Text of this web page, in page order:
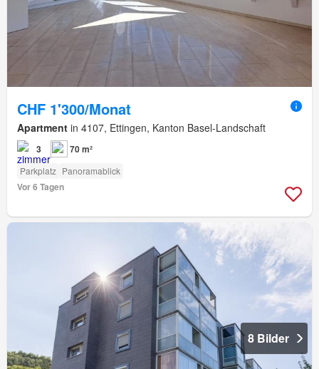
CHF 1'300/Monat
Apartment in 4107, Ettingen, Kanton Basel-Landschaft
3 70 m²
Parkplatz Panoramablick
Vor 6 Tagen
8 Bilder